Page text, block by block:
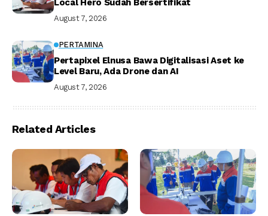
Local Hero Sudah Bersertifikat
August 7, 2026
PERTAMINA
Pertapixel Elnusa Bawa Digitalisasi Aset ke
Level Baru, Ada Drone dan AI
August 7, 2026
Related Articles